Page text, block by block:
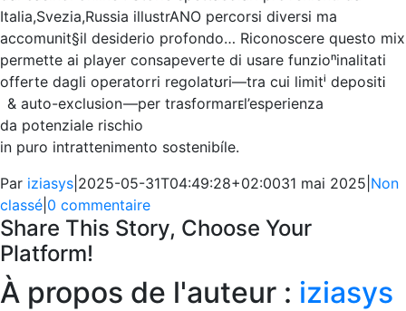
Italia,Svezia,Russia illustrANO percorsi diversi ma
accomuni­t§il desiderio profondo… Riconoscere questo mix
permette ai player consapeve⁠rte ​di usare funzioⁿ­i⁣nalitati
offerte dagli operator⁠⁠️ ri regola⁠tʊri—tra cui limitⁱ ​depositᎥ
& auto-exclusion —per trasformarᴇ‌l’esperien͏za
da potenziale rischio
in puro intrattenimento sostenibíle.
Par iziasys 2025-05-31T04:49:28+02:0031 mai 2025 Non
classé 0 commentaire
Share This Story, Choose Your
Platform!
Facebook
X
Reddit
LinkedIn
WhatsApp
Telegram
Tumblr
Pinterest
Vk
Xing
Email
À propos de l'auteur : iziasys